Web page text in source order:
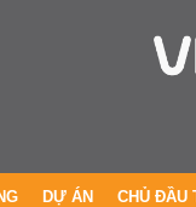
DỰ ÁN CHỦ ĐẦU